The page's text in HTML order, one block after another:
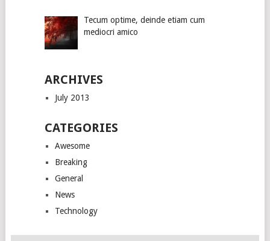
Tecum optime, deinde etiam cum
mediocri amico
ARCHIVES
July 2013
CATEGORIES
Awesome
Breaking
General
News
Technology